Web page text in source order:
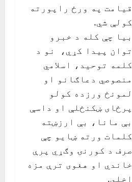
قيامت په ورځ راپورته
کولې شي.
بيا چې کله د خبرو
توان پيدا کړي، نو د
کلمه توحيد، اسلامي
منصوصي دعاګانو او
لمونځ ورزده کولو
پرځای ښکنځلې او داسې
بې مانا، بې ارزښته
کلمات ورته ښايو چې
صرف د کورنۍ وګړي پرې
خاندي او هغوی ترې مزه
اخلي.